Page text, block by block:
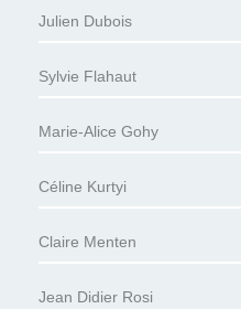
Julien Dubois
Sylvie Flahaut
Marie-Alice Gohy
Céline Kurtyi
Claire Menten
Jean Didier Rosi